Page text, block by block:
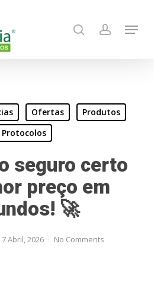
search account
Menu
Ofertas
Produtos
Protocolos
seguro certo
preço em
🚀
7 Abril, 2026 No Comments